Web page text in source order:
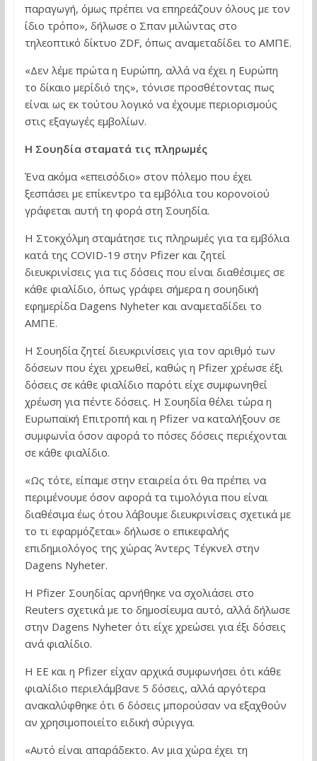
παραγωγή, όμως πρέπει να επηρεάζουν όλους με τον
ίδιο τρόπο», δήλωσε ο Σπαν μιλώντας στο
τηλεοπτικό δίκτυο ZDF, όπως αναμεταδίδει το ΑΜΠΕ.
«Δεν λέμε πρώτα η Ευρώπη, αλλά να έχει η Ευρώπη
το δίκαιο μερίδιό της», τόνισε προσθέτοντας πως
είναι ως εκ τούτου λογικό να έχουμε περιορισμούς
στις εξαγωγές εμβολίων.
Η Σουηδία σταματά τις πληρωμές
Ένα ακόμα «επεισόδιο» στον πόλεμο που έχει
ξεσπάσει με επίκεντρο τα εμβόλια του κορονοϊού
γράφεται αυτή τη φορά στη Σουηδία.
Η Στοκχόλμη σταμάτησε τις πληρωμές για τα εμβόλια
κατά της COVID-19 στην Pfizer και ζητεί
διευκρινίσεις για τις δόσεις που είναι διαθέσιμες σε
κάθε φιαλίδιο, όπως γράφει σήμερα η σουηδική
εφημερίδα Dagens Nyheter και αναμεταδίδει το
ΑΜΠΕ.
Η Σουηδία ζητεί διευκρινίσεις για τον αριθμό των
δόσεων που έχει χρεωθεί, καθώς η Pfizer χρέωσε έξι
δόσεις σε κάθε φιαλίδιο παρότι είχε συμφωνηθεί
χρέωση για πέντε δόσεις. Η Σουηδία θέλει τώρα η
Ευρωπαϊκή Επιτροπή και η Pfizer να καταλήξουν σε
συμφωνία όσον αφορά το πόσες δόσεις περιέχονται
σε κάθε φιαλίδιο.
«Ως τότε, είπαμε στην εταιρεία ότι θα πρέπει να
περιμένουμε όσον αφορά τα τιμολόγια που είναι
διαθέσιμα έως ότου λάβουμε διευκρινίσεις σχετικά με
το τι εφαρμόζεται» δήλωσε ο επικεφαλής
επιδημιολόγος της χώρας Άντερς Τέγκνελ στην
Dagens Nyheter.
Η Pfizer Σουηδίας αρνήθηκε να σχολιάσει στο
Reuters σχετικά με το δημοσίευμα αυτό, αλλά δήλωσε
στην Dagens Nyheter ότι είχε χρεώσει για έξι δόσεις
ανά φιαλίδιο.
Η ΕΕ και η Pfizer είχαν αρχικά συμφωνήσει ότι κάθε
φιαλίδιο περιελάμβανε 5 δόσεις, αλλά αργότερα
ανακαλύφθηκε ότι 6 δόσεις μπορούσαν να εξαχθούν
αν χρησιμοποιείτο ειδική σύριγγα.
«Αυτό είναι απαράδεκτο. Αν μια χώρα έχει τη